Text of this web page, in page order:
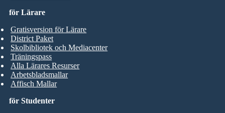
för Studenter
för Lärare
Gratisversion för Lärare
District Paket
Skolbibliotek och Mediacenter
Träningspass
Alla Lärares Resurser
Arbetsbladsmallar
Affisch Mallar